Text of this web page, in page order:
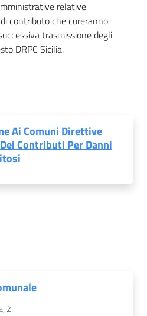
relative
contributo che cureranno
trasmissione degli
DRPC Sicilia.
Ai Comuni Direttive
Contributi Per Danni
2